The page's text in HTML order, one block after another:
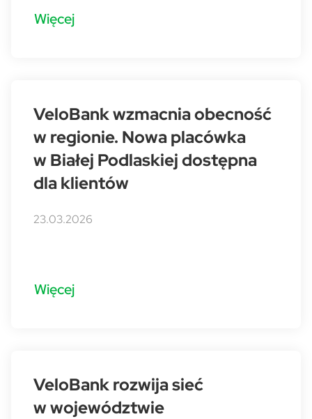
Więcej
VeloBank wzmacnia obecność
w regionie. Nowa placówka
w Białej Podlaskiej dostępna
dla klientów
23.03.2026
Więcej
VeloBank rozwija sieć
w województwie